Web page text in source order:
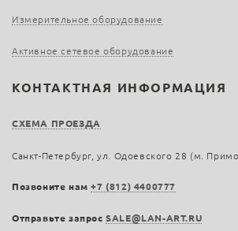
Измерительное оборудование
Активное сетевое оборудование
КОНТАКТНАЯ ИНФОРМАЦИЯ
СХЕМА ПРОЕЗДА
Санкт-Петербург, ул. Одоевского 28 (м.
Позвоните нам+7 (812) 4400777
Отправьте запросSALE@LAN-ART.RU